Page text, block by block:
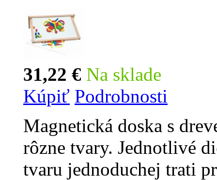
31,22 € Na sklade
Kúpiť Podrobnosti
Magnetická doska s
rôzne tvary. Jednotlivé
tvaru jednoduchej trati